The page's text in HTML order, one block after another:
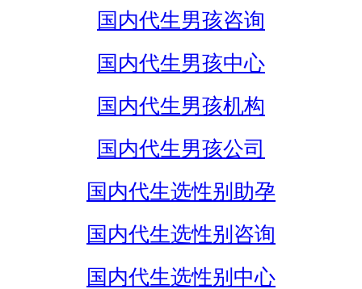
国内代生男孩咨询
国内代生男孩中心
国内代生男孩机构
国内代生男孩公司
国内代生选性别助孕
国内代生选性别咨询
国内代生选性别中心